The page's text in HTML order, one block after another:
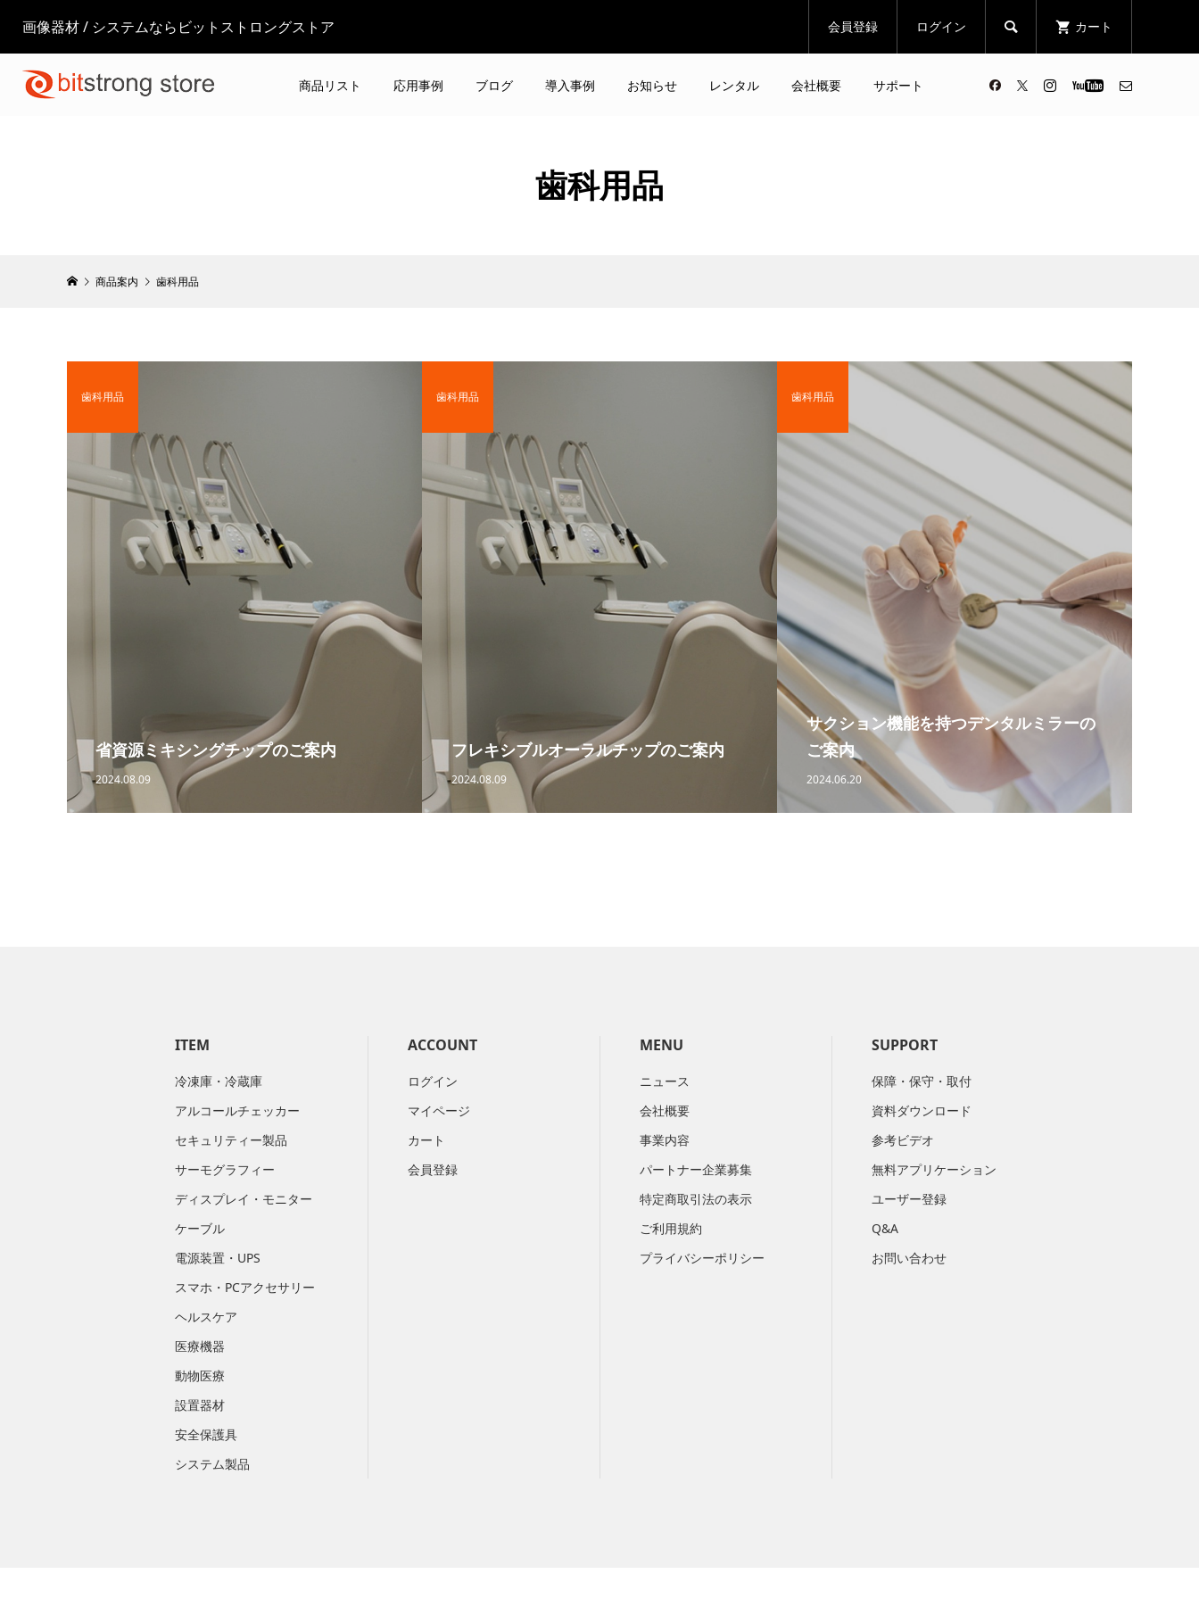
画像器材 / システムならビットストロングストア 会員登録 ログイン  カート
商品リスト 応用事例 ブログ 導入事例 お知らせ レンタル 会社概要 サポート
歯科用品
商品案内 歯科用品
省資源ミキシングチップのご案内
2024.08.09
歯科用品
フレキシブルオーラルチップのご案内
2024.08.09
歯科用品
サクション機能を持つデンタルミラーの
ご案内
2024.06.20
歯科用品
ITEM
冷凍庫・冷蔵庫
アルコールチェッカー
セキュリティー製品
サーモグラフィー
ディスプレイ・モニター
ケーブル
電源装置・UPS
スマホ・PCアクセサリー
ヘルスケア
医療機器
動物医療
設置器材
安全保護具
システム製品
ACCOUNT
ログイン
マイページ
カート
会員登録
MENU
ニュース
会社概要
​事業内容
パートナー企業募集
特定商取引法の表示
ご利用規約
プライバシーポリシー
SUPPORT
保障・保守・取付
資料ダウンロード
参考ビデオ
無料アプリケーション
ユーザー登録
Q&A
お問い合わせ